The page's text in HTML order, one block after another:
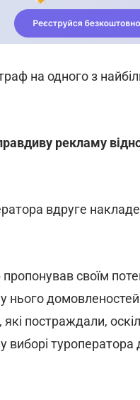
на одного з
рекламу
вдруге
своїм
нього
постраждали,
туроператора